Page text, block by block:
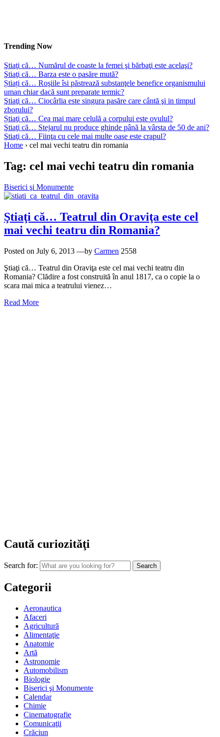
Trending Now
Ştiaţi că… Numărul de coaste la femei şi bărbaţi este acelaşi?
Ştiaţi că… Barza este o pasăre mută?
Știați că… Roşiile îsi păstrează substanţele benefice organismului
uman chiar dacă sunt preparate termic?
Ştiaţi că… Ciocârlia este singura pasăre care cântă şi in timpul
zborului?
Știaţi că… Cea mai mare celulă a corpului este ovulul?
Ştiaţi că… Stejarul nu produce ghinde până la vârsta de 50 de ani?
Ştiaţi că… Fiinţa cu cele mai multe oase este crapul?
Home › cel mai vechi teatru din romania
Tag: cel mai vechi teatru din romania
Biserici şi Monumente
Ştiaţi că… Teatrul din Oraviţa este cel
mai vechi teatru din Romania?
Posted on July 6, 2013 —by Carmen 2558
Ştiaţi că… Teatrul din Oraviţa este cel mai vechi teatru din
Romania? Clădire a fost construită în anul 1817, ca o copie la o
scara mai mica a teatrului vienez…
Read More
Caută curiozităţi
Search for:
Categorii
Aeronautica
Afaceri
Agricultură
Alimentaţie
Anatomie
Artă
Astronomie
Automobilism
Biologie
Biserici şi Monumente
Calendar
Chimie
Cinematografie
Comunicaţii
Crăciun